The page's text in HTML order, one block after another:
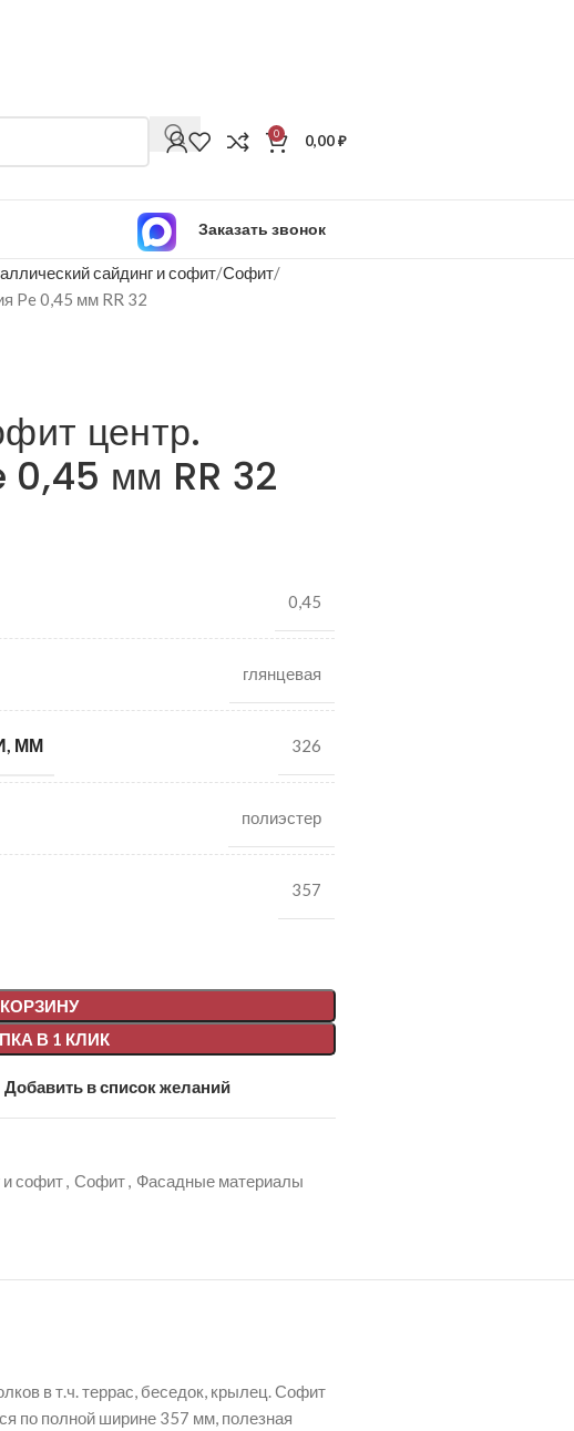
0 0,00₽
Заказать звонок
сайдинг и софит Софит
Pe 0,45 мм RR 32
центр.
0,45 мм RR 32
0,45
глянцевая
ММ 326
полиэстер
357
В 1 КЛИК
Добавить в список желаний
и софит, Софит, Фасадные материалы
в т.ч. террас, беседок, крылец. Софит
по полной ширине 357 мм, полезная